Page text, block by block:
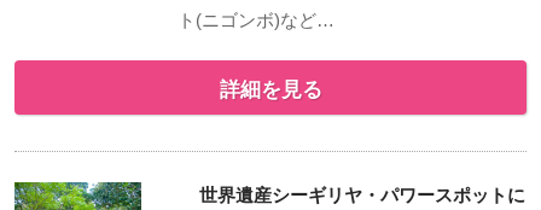
ト(ニゴンボ)など…
詳細を見る
世界遺産シーギリヤ・パワースポットに